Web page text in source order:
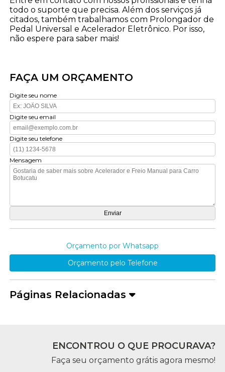
todo o suporte que precisa. Além dos serviços já
citados, também trabalhamos com Prolongador de
Pedal Universal e Acelerador Eletrônico. Por isso,
não espere para saber mais!
FAÇA UM ORÇAMENTO
Digite seu nome
Digite seu email
Digite seu telefone
Mensagem
Orçamento por Whatsapp
Orçamento pelo Telefone
Páginas Relacionadas
ENCONTROU O QUE PROCURAVA?
Faça seu orçamento grátis agora mesmo!